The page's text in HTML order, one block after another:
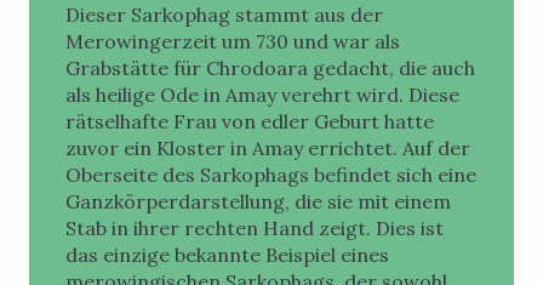
Dieser Sarkophag stammt aus der
Merowingerzeit um 730 und war als
Grabstätte für Chrodoara gedacht, die auch
als heilige Ode in Amay verehrt wird. Diese
rätselhafte Frau von edler Geburt hatte
zuvor ein Kloster in Amay errichtet. Auf der
Oberseite des Sarkophags befindet sich eine
Ganzkörperdarstellung, die sie mit einem
Stab in ihrer rechten Hand zeigt. Dies ist
das einzige bekannte Beispiel eines